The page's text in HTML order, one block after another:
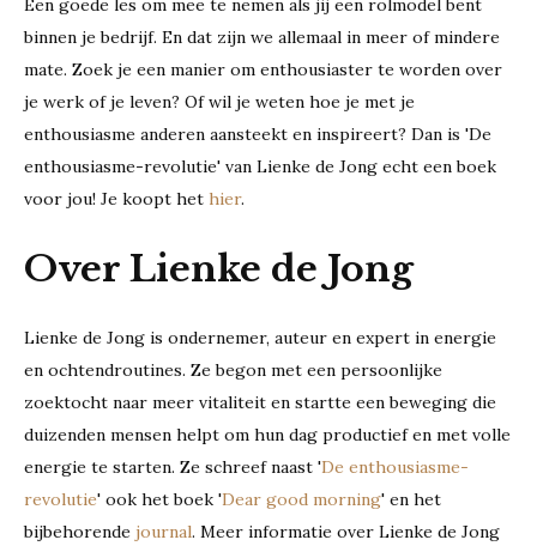
Een goede les om mee te nemen als jij een rolmodel bent
binnen je bedrijf. En dat zijn we allemaal in meer of mindere
mate. Zoek je een manier om enthousiaster te worden over
je werk of je leven? Of wil je weten hoe je met je
enthousiasme anderen aansteekt en inspireert? Dan is 'De
enthousiasme-revolutie' van Lienke de Jong echt een boek
voor jou! Je koopt het hier.
Over Lienke de Jong
Lienke de Jong is ondernemer, auteur en expert in energie
en ochtendroutines. Ze begon met een persoonlijke
zoektocht naar meer vitaliteit en startte een beweging die
duizenden mensen helpt om hun dag productief en met volle
energie te starten. Ze schreef naast 'De enthousiasme-
revolutie' ook het boek 'Dear good morning' en het
bijbehorende journal. Meer informatie over Lienke de Jong